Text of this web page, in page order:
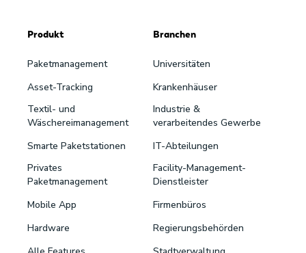
Produkt
Paketmanagement
Asset-Tracking
Textil- und
Wäschereimanagement
Smarte Paketstationen
Privates
Paketmanagement
Mobile App
Hardware
Branchen
Universitäten
Krankenhäuser
Industrie &
verarbeitendes Gewerbe
IT-Abteilungen
Facility-Management-
Dienstleister
Firmenbüros
Regierungsbehörden